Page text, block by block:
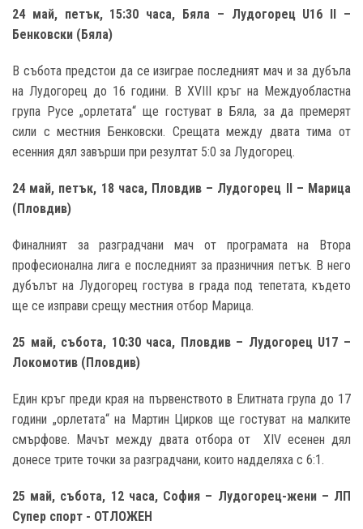
24 май, петък, 15:30 часа, Бяла – Лудогорец U16 II –
Бенковски ( Бяла)
В събота предстои да се изиграе последният мач и за дубъла
на Лудогорец до 16 години. В XVIII кръг на Междуобластна
група Русе „орлетата“ ще гостуват в Бяла, за да премерят
сили с местния Бенковски. Срещата между двата тима от
есенния дял завърши при резултат 5:0 за Лудогорец.
24 май, петък, 18 часа, Пловдив – Лудогорец II – Марица
( Пловдив)
Финалният за разградчани мач от програмата на Втора
професионална лига е последният за празничния петък. В него
дубълът на Лудогорец гостува в града под тепетата, където
ще се изправи срещу местния отбор Марица.
25 май, събота, 10:30 часа, Пловдив – Лудогорец U17 –
Локомотив (Пловдив)
Един кръг преди края на първенството в Елитната група до 17
години „орлетата“ на Мартин Цирков ще гостуват на малките
смърфове. Мачът между двата отбора от XIV есенен дял
донесе трите точки за разградчани, които надделяха с 6:1.
25 май, събота, 12 часа, София – Лудогорец-жени – ЛП
Супер спорт - ОТЛОЖЕН